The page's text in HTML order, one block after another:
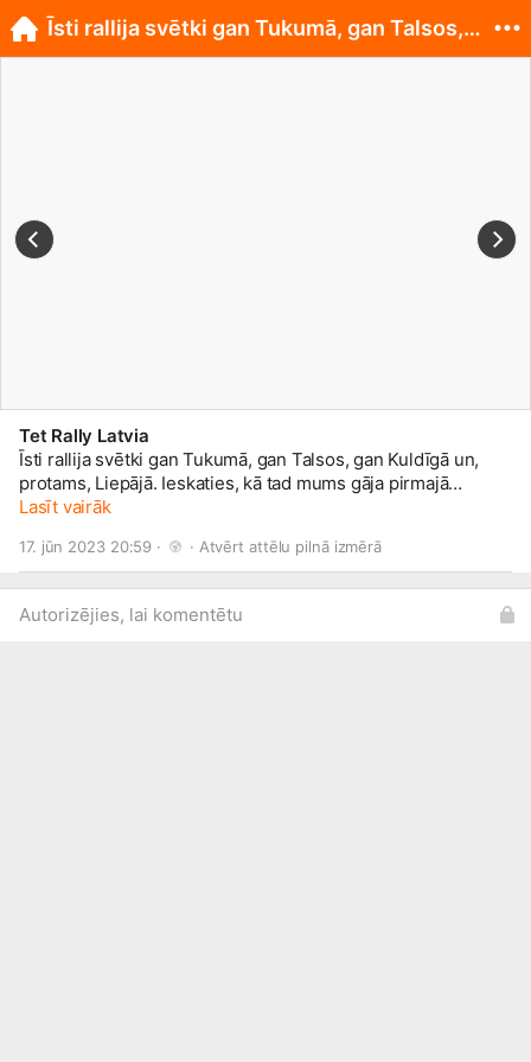
Tet Rally Latvia
Īsti rallija svētki gan Tukumā, gan Talsos, gan Kuldīgā un,
protams, Liepājā. Ieskaties, kā tad mums gāja pirmajā
#TetRallyLiepaja
#Tukums#Talsi#Kuldīga#Liepāja
Lasīt vairāk
17. jūn 2023 20:59 · · Atvērt attēlu pilnā izmērā
Autorizējies, lai komentētu
Īsti rallija svētki gan Tukumā, gan Talsos, gan...